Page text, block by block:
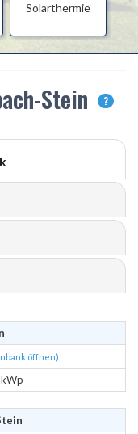
Solarthermie
Stein ?
öffnen)